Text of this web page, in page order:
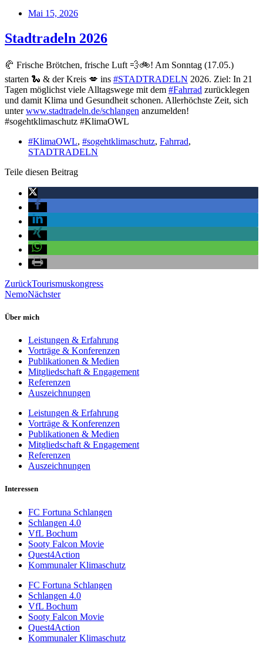
Mai 15, 2026
Stadtradeln 2026
🥐 Frische Brötchen, frische Luft 💨🚲! Am Sonntag (17.05.)
starten 🐍 & der Kreis 💋 ins #STADTRADELN 2026. Ziel: In 21
Tagen möglichst viele Alltagswege mit dem #Fahrrad zurücklegen
und damit Klima und Gesundheit schonen. Allerhöchste Zeit, sich
unterwww.stadtradeln.de/schlangen anzumelden!
#sogehtklimaschutz #KlimaOWL
#KlimaOWL, #sogehtklimaschutz, Fahrrad,
STADTRADELN
Teile diesen Beitrag
ZurückTourismuskongress
NemoNächster
Über mich
Leistungen & Erfahrung
Vorträge & Konferenzen
Publikationen & Medien
Mitgliedschaft & Engagement
Referenzen
Auszeichnungen
Leistungen & Erfahrung
Vorträge & Konferenzen
Publikationen & Medien
Mitgliedschaft & Engagement
Referenzen
Auszeichnungen
Interessen
FC Fortuna Schlangen
Schlangen 4.0
VfL Bochum
Sooty Falcon Movie
Quest4Action
Kommunaler Klimaschutz
FC Fortuna Schlangen
Schlangen 4.0
VfL Bochum
Sooty Falcon Movie
Quest4Action
Kommunaler Klimaschutz